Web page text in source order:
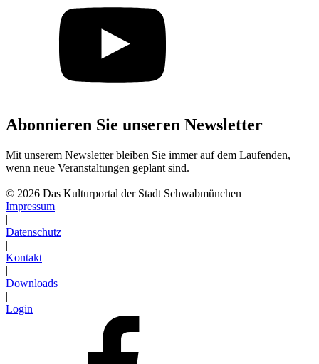
Abonnieren Sie unseren Newsletter
Mit unserem Newsletter bleiben Sie immer auf dem Laufenden,
wenn neue Veranstaltungen geplant sind.
© 2026 Das Kulturportal der Stadt Schwabmünchen
Impressum
|
Datenschutz
|
Kontakt
|
Downloads
|
Login